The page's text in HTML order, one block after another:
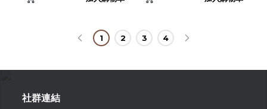
1 2 3 4
社群連結